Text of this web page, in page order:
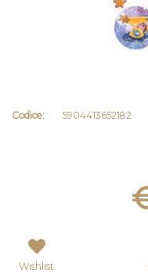
Codice: 5904413652182
Wishlist